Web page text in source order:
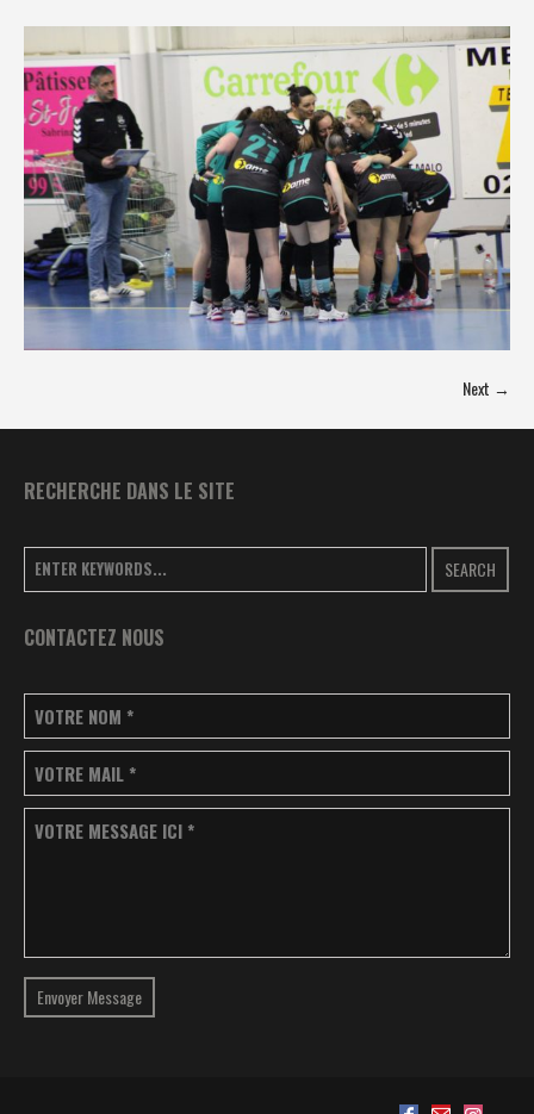
Next →
RECHERCHE DANS LE SITE
SEARCH
CONTACTEZ NOUS
VOTRE NOM *
VOTRE MAIL *
VOTRE MESSAGE ICI *
Envoyer Message